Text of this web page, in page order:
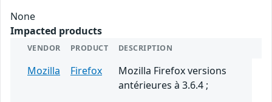
None
Impacted products
VENDOR PRODUCT DESCRIPTION
Mozilla Firefox
Mozilla Firefox versions
antérieures à 3.6.4 ;